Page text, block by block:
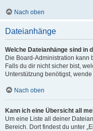
Nach oben
Dateianhänge
Welche Dateianhänge sind in
Die Board-Administration kann
Falls du dir nicht sicher bist,
Unterstützung benötigst,
Nach oben
Kann ich eine Übersicht all
Um eine Liste all deiner
Bereich. Dort findest du unter